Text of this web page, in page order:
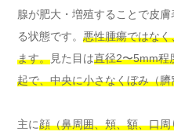
腺が肥大・増殖することで皮
る状態です。 悪性腫瘍ではな
ます。見た目は直径2〜5mm程
起で、中央に小さなくぼみ（
主に顔（鼻周囲、頬、額、口